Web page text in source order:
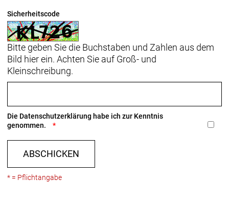
Sicherheitscode
Bitte geben Sie die Buchstaben und Zahlen aus dem
Bild hier ein. Achten Sie auf Groß- und
Kleinschreibung.
Die Datenschutzerklärung habe ich zur Kenntnis
genommen.
ABSCHICKEN
* = Pflichtangabe